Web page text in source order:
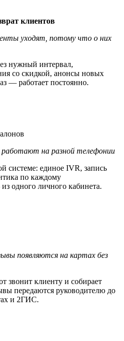
клиентов
уходят, потому что о них
нужный интервал,
со скидкой, анонсы новых
— работает постоянно.
работают на разной телефонии
системе: единое IVR, запись
по каждому
одного личного кабинета.
появляются на картах без
звонит клиенту и собирает
передаются руководителю до
и 2ГИС.